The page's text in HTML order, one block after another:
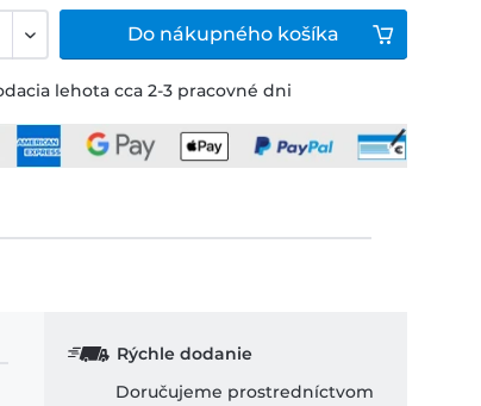
lehota cca 2-3 pracovné dni
Do nákupného košíka
Rýchle dodanie
Doručujeme prostredníctvom